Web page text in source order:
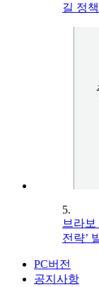
길 정
5.
브라보
전략’
PC버전
공지사항